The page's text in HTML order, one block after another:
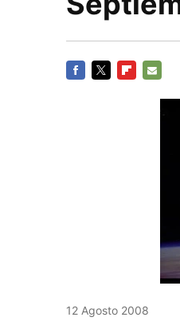
12 Agosto 2008